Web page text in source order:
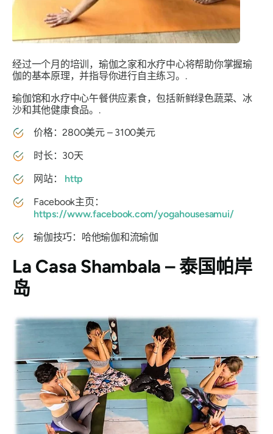
经过一个月的培训，瑜伽之家和水疗中心将帮助你掌握瑜
伽的基本原理，并指导你进行自主练习。.
瑜伽馆和水疗中心午餐供应素食，包括新鲜绿色蔬菜、冰
沙和其他健康食品。.
价格：2800美元 – 3100美元
时长：30天
网站： http
Facebook主页：
https://www.facebook.com/yogahousesamui/
瑜伽技巧：哈他瑜伽和流瑜伽
La Casa Shambala – 泰国帕岸
岛